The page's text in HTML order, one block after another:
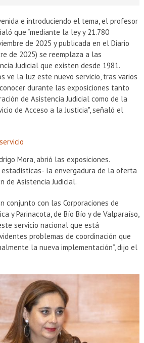
e introduciendo el tema, el profesor
que “mediante la ley y 21.780
de 2025 y publicada en el Diario
de 2025) se reemplaza a las
Judicial que existen desde 1981.
ve la luz este nuevo servicio, tras varios
durante las exposiciones tanto
de Asistencia Judicial como de la
de Acceso a la Justicia", señaló el
Mora, abrió las exposiciones.
estadísticas- la envergadura de la oferta
de Asistencia Judicial.
conjunto con las Corporaciones de
y Parinacota, de Bío Bío y de Valparaíso,
servicio nacional que está
problemas de coordinación que
la nueva implementación”, dijo el